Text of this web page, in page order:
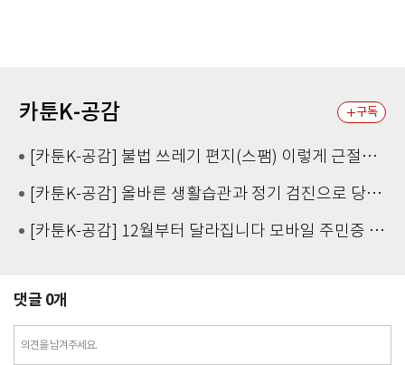
카툰K-공감 구독
[카툰K-공감] 불법 쓰레기 편지(스팸) 이렇게 근절해요!
[카툰K-공감] 올바른 생활습관과 정기 검진으로 당뇨병 예방
[카툰K-공감] 12월부터 달라집니다 모바일 주민증 시범 발급, 차량용 소화기 설치 의무화
댓글 0개
의견을 남겨주세요.